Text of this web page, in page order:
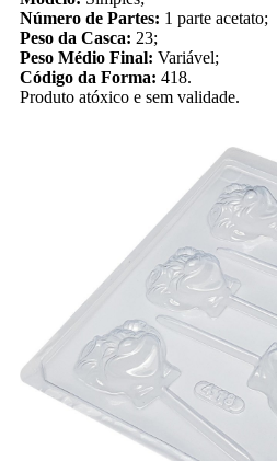
Número de Partes: 1 parte acetato;
Peso da Casca: 23;
Peso Médio Final: Variável;
Código da Forma: 418.
Produto atóxico e sem validade.